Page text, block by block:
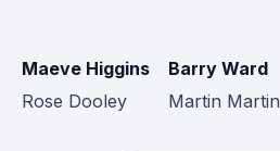
Maeve Higgins
Rose Dooley
Barry Ward
Martin Martin